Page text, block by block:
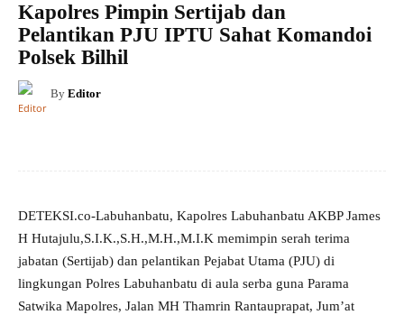
Kapolres Pimpin Sertijab dan
Pelantikan PJU IPTU Sahat Komandoi
Polsek Bilhil
By Editor
DETEKSI.co-Labuhanbatu, Kapolres Labuhanbatu AKBP James
H Hutajulu,S.I.K.,S.H.,M.H.,M.I.K memimpin serah terima
jabatan (Sertijab) dan pelantikan Pejabat Utama (PJU) di
lingkungan Polres Labuhanbatu di aula serba guna Parama
Satwika Mapolres, Jalan MH Thamrin Rantauprapat, Jum’at